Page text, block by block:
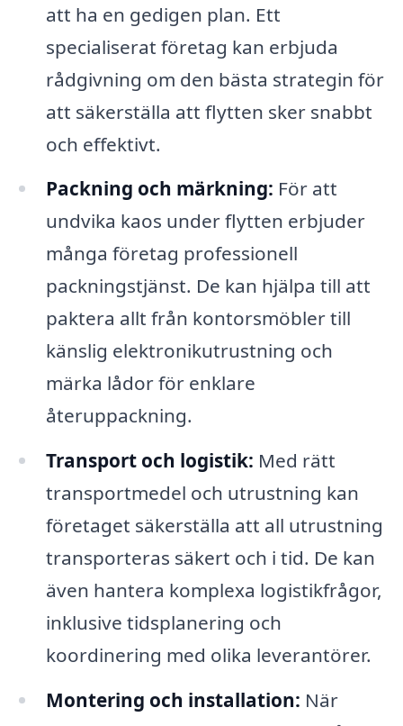
att ha en gedigen plan. Ett
specialiserat företag kan erbjuda
rådgivning om den bästa strategin för
att säkerställa att flytten sker snabbt
och effektivt.
Packning och märkning: För att
undvika kaos under flytten erbjuder
många företag professionell
packningstjänst. De kan hjälpa till att
paktera allt från kontorsmöbler till
känslig elektronikutrustning och
märka lådor för enklare
återuppackning.
Transport och logistik: Med rätt
transportmedel och utrustning kan
företaget säkerställa att all utrustning
transporteras säkert och i tid. De kan
även hantera komplexa logistikfrågor,
inklusive tidsplanering och
koordinering med olika leverantörer.
Montering och installation: När